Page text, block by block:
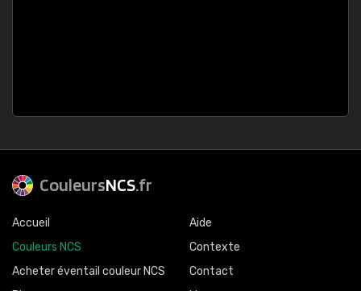
CouleursNCS.fr
Accueil
Couleurs NCS
Acheter éventail couleur NCS
Aide
Contexte
Contact